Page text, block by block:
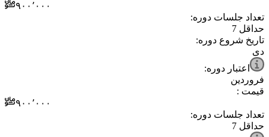
۹۰۰٬۰۰۰
تعداد جلسات دوره:
حداقل 7
تاریخ شروع دوره:
دی
اعتبار دوره:
فروردین
قیمت :
۹۰۰٬۰۰۰
تعداد جلسات دوره:
حداقل 7